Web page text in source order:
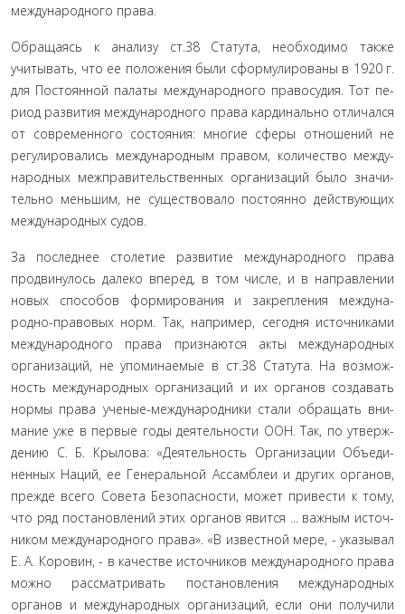
международного права.
Обращаясь к анализу ст.38 Статута, необходимо также
учитывать, что ее положения были сформулированы в 1920 г.
для Постоянной палаты международного правосудия. Тот пе­
риод развития международного права кардинально отличал­ся
от современного состояния: многие сферы отношений не
регулировались международным правом, количество между­
народных межправительственных организаций было значи­
тельно меньшим, не существовало постоянно действующих
международных судов.
За последнее столетие развитие международного права
продвинулось далеко вперед, в том числе, и в направлении
новых способов формирования и закрепления междуна­
родно-правовых норм. Так, например, сегодня источниками
международного права признаются акты международных
организаций, не упоминаемые в ст.38 Статута. На возмож­
ность международных организаций и их органов создавать
нормы права ученые-международники стали обращать вни­
мание уже в первые годы деятельности ООН. Так, по утверж­
дению С. Б. Крылова: «Деятельность Организации Объеди­
ненных Наций, ее Генеральной Ассамблеи и других органов,
прежде всего Совета Безопасности, может привести к тому,
что ряд постановлений этих органов явится ... важным источ­
ником международного права». «В известной мере, - указы­вал
Е. А. Коровин, - в качестве источников международного права
можно рассматривать постановления международных
органов и международных организаций, если они получили